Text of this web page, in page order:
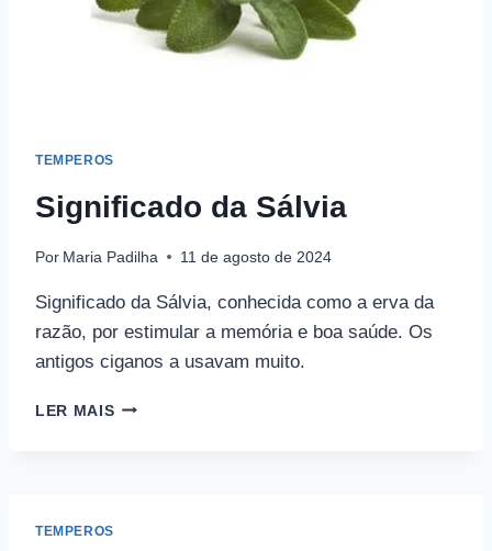
TEMPEROS
Significado da Sálvia
Por Maria Padilha 11 de agosto de 2024
Significado da Sálvia, conhecida como a erva da
razão, por estimular a memória e boa saúde. Os
antigos ciganos a usavam muito.
LER MAISSIGNIFICADO
TEMPEROS